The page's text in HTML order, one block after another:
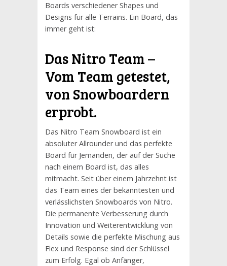
Boards verschiedener Shapes und
Designs für alle Terrains. Ein Board, das
immer geht ist:
Das Nitro Team –
Vom Team getestet,
von Snowboardern
erprobt.
Das Nitro Team Snowboard ist ein
absoluter Allrounder und das perfekte
Board für Jemanden, der auf der Suche
nach einem Board ist, das alles
mitmacht. Seit über einem Jahrzehnt ist
das Team eines der bekanntesten und
verlässlichsten Snowboards von Nitro.
Die permanente Verbesserung durch
Innovation und Weiterentwicklung von
Details sowie die perfekte Mischung aus
Flex und Response sind der Schlüssel
zum Erfolg. Egal ob Anfänger,